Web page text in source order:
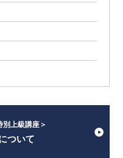
別上級講座＞
ついて